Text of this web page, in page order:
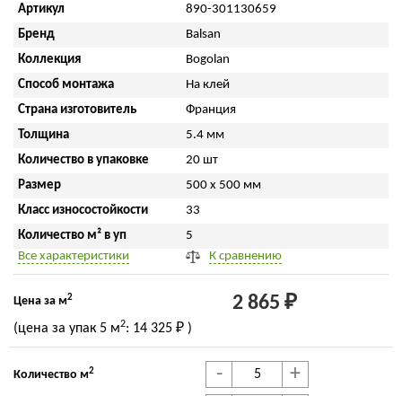
Артикул
890-301130659
Бренд
Balsan
Коллекция
Bogolan
Способ монтажа
На клей
Страна изготовитель
Франция
Толщина
5.4 мм
Количество в упаковке
20 шт
Размер
500 x 500 мм
Класс износостойкости
33
Количество м² в уп
5
Все характеристики
К сравнению
Цена за м2 2 865 ₽
(цена за упак 5 м2: 14 325 ₽ )
Количество м2 - +